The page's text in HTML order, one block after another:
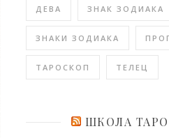
ДЕВА ЗНАК ЗОДИАКА
ЗНАКИ ЗОДИАКА
ТАРОСКОП ТЕЛЕЦ
ШКОЛА ТАРО